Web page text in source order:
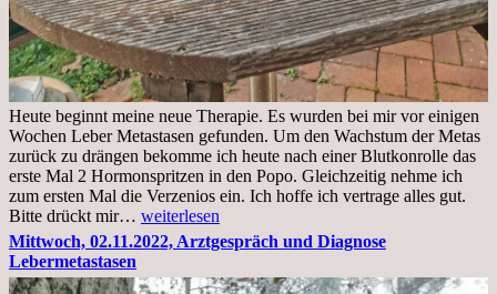
Heute beginnt meine neue Therapie. Es wurden bei mir vor einigen
Wochen Leber Metastasen gefunden. Um den Wachstum der Metas
zurück zu drängen bekomme ich heute nach einer Blutkonrolle das
erste Mal 2 Hormonspritzen in den Popo. Gleichzeitig nehme ich
zum ersten Mal die Verzenios ein. Ich hoffe ich vertrage alles gut.
Bitte drückt mir… Mittwoch,
09.11.2022
weiterlesen
Mittwoch, 02.11.2022, Arztgespräch und Diagnose
Lebermetastasen